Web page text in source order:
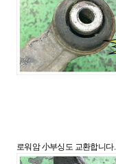
로워암 小부싱도 교환합니다.